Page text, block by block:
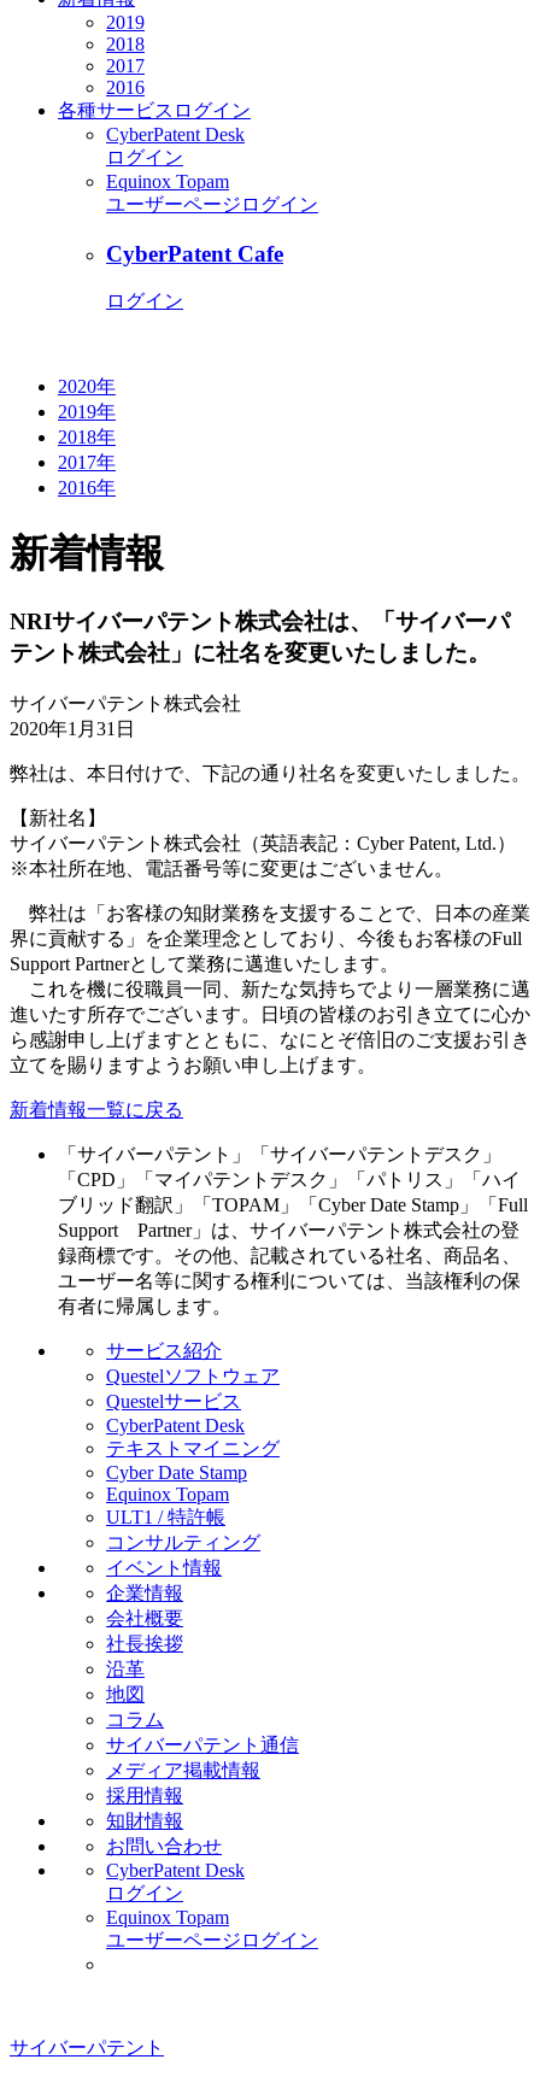
2019
2018
2017
2016
各種サービス ログイン
CyberPatent Desk
ログイン
Equinox Topam
ユーザーページログイン
CyberPatent Cafe
ログイン
2020年
2019年
2018年
2017年
2016年
新着情報
NRIサイバーパテント株式会社は、「サイバーパ
テント株式会社」に社名を変更いたしました。
サイバーパテント株式会社
2020年1月31日
弊社は、本日付けで、下記の通り社名を変更いたしました。
【新社名】
サイバーパテント株式会社（英語表記：Cyber Patent, Ltd.）
※本社所在地、電話番号等に変更はございません。
弊社は「お客様の知財業務を支援することで、日本の産業
界に貢献する」を企業理念としており、今後もお客様のFull
Support Partnerとして業務に邁進いたします。
これを機に役職員一同、新たな気持ちでより一層業務に邁
進いたす所存でございます。日頃の皆様のお引き立てに心か
ら感謝申し上げますとともに、なにとぞ倍旧のご支援お引き
立てを賜りますようお願い申し上げます。
新着情報一覧に戻る
「サイバーパテント」「サイバーパテントデスク」
「CPD」「マイパテントデスク」「パトリス」「ハイ
ブリッド翻訳」「TOPAM」「Cyber Date Stamp」「Full
Support Partner」は、サイバーパテント株式会社の登
録商標です。その他、記載されている社名、商品名、
ユーザー名等に関する権利については、当該権利の保
有者に帰属します。
サービス紹介
Questelソフトウェア
Questelサービス
CyberPatent Desk
テキストマイニング
Cyber Date Stamp
Equinox Topam
ULT1 / 特許帳
コンサルティング
イベント情報
企業情報
会社概要
社長挨拶
沿革
地図
コラム
サイバーパテント通信
メディア掲載情報
採用情報
知財情報
お問い合わせ
CyberPatent Desk
ログイン
Equinox Topam
ユーザーページログイン
サイバーパテント